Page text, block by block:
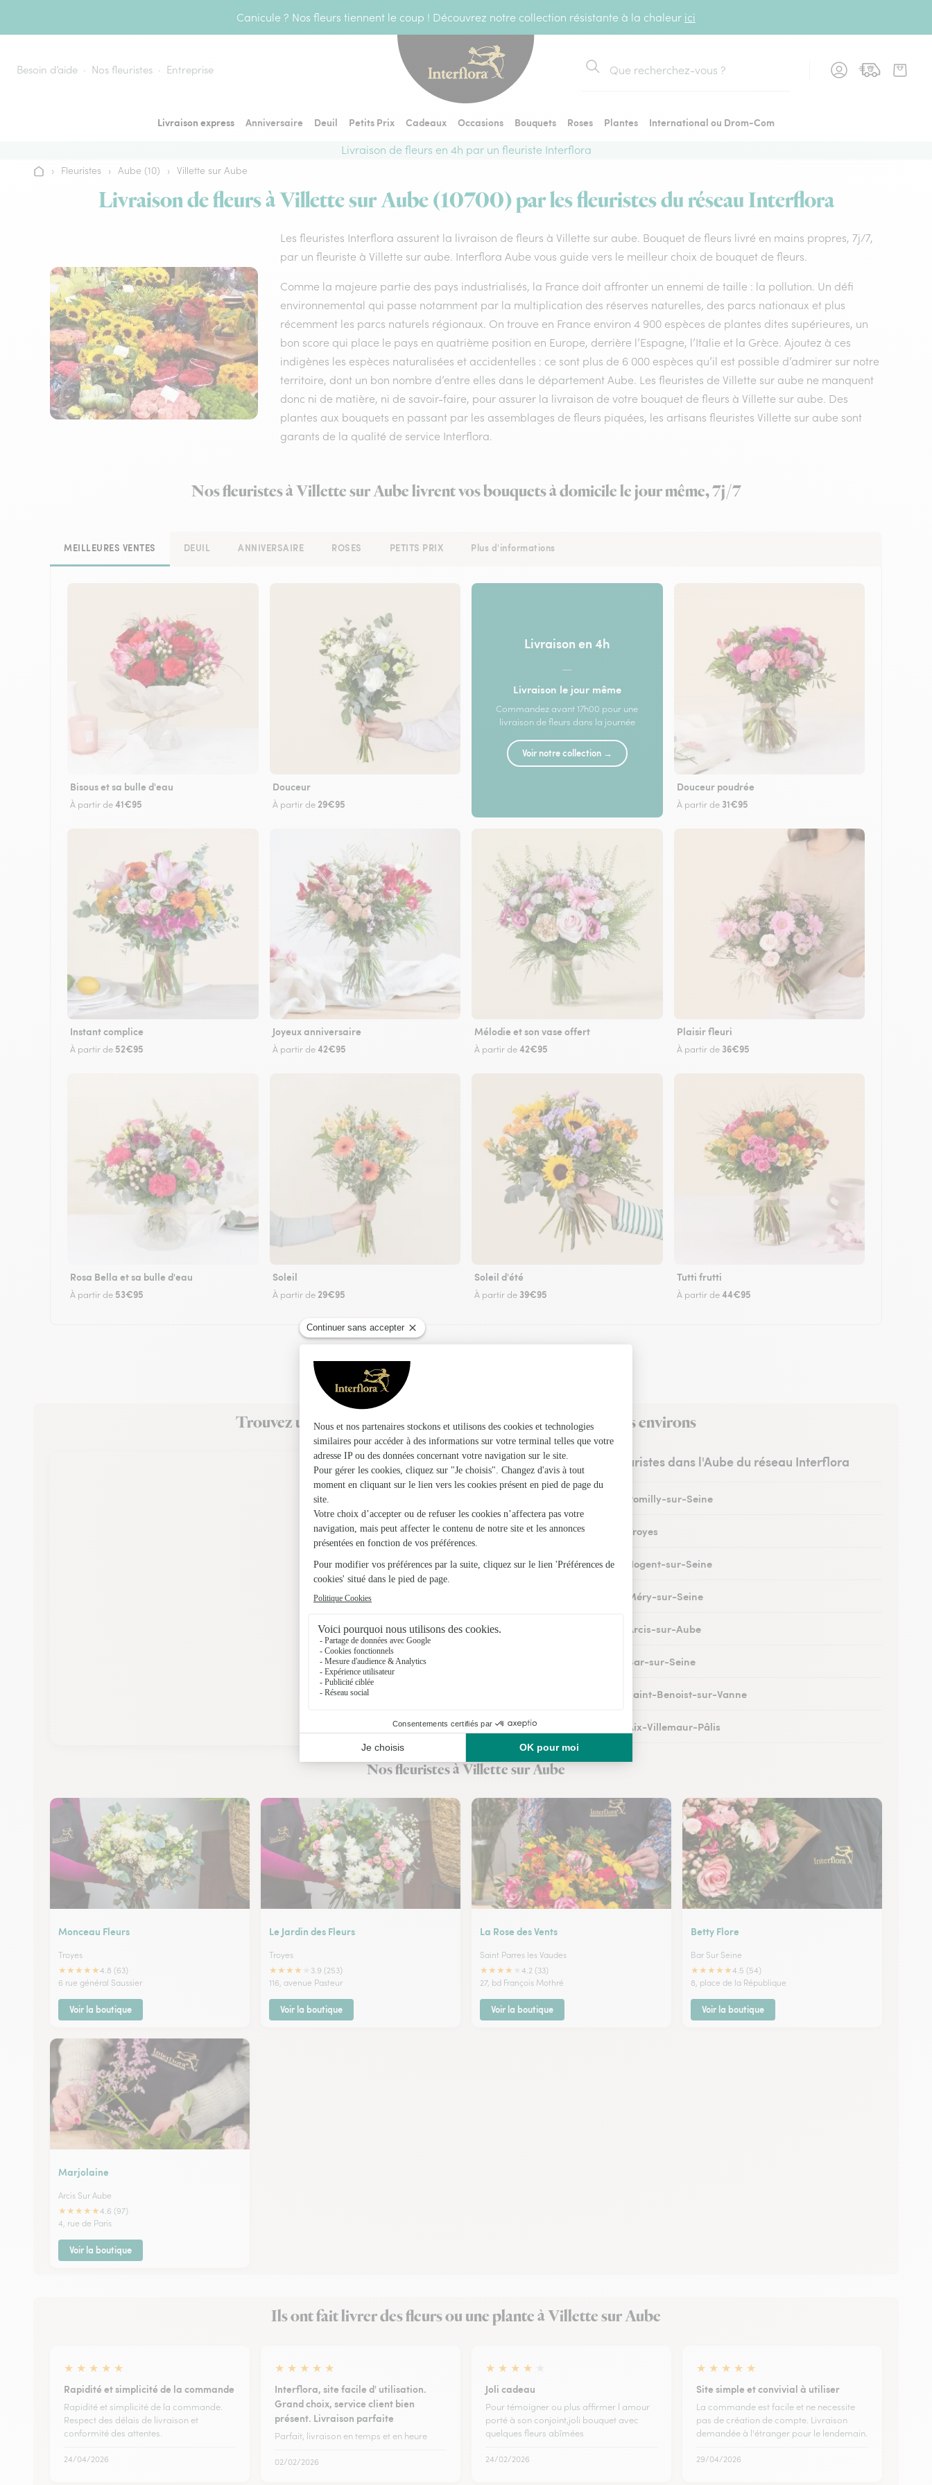
Canicule ? Nos fleurs tiennent le coup ! Découvrez notre collection résistante à la chaleur ici
Besoin d’aide Nos fleuristes Entreprise
Rechercher
Livraison express Anniversaire Deuil Petits Prix Cadeaux Occasions Bouquets Roses Plantes
International ou Drom-Com
Livraison de fleurs en 4h par un fleuriste Interflora
Accueil
› Fleuristes › Aube (10) › Villette sur Aube
Livraison de fleurs à Villette sur Aube (10700) par les fleuristes du réseau Interflora
Les fleuristes Interflora assurent la livraison de fleurs à Villette sur aube. Bouquet de fleurs livré en mains propres, 7j/7,
par un fleuriste à Villette sur aube. Interflora Aube vous guide vers le meilleur choix de bouquet de fleurs.
Comme la majeure partie des pays industrialisés, la France doit affronter un ennemi de taille : la pollution. Un défi
environnemental qui passe notamment par la multiplication des réserves naturelles, des parcs nationaux et plus
récemment les parcs naturels régionaux. On trouve en France environ 4 900 espèces de plantes dites supérieures, un
bon score qui place le pays en quatrième position en Europe, derrière l’Espagne, l’Italie et la Grèce. Ajoutez à ces
indigènes les espèces naturalisées et accidentelles : ce sont plus de 6 000 espèces qu’il est possible d’admirer sur notre
territoire, dont un bon nombre d’entre elles dans le département Aube. Les fleuristes de Villette sur aube ne manquent
donc ni de matière, ni de savoir-faire, pour assurer la livraison de votre bouquet de fleurs à Villette sur aube. Des
plantes aux bouquets en passant par les assemblages de fleurs piquées, les artisans fleuristes Villette sur aube sont
garants de la qualité de service Interflora.
Nos fleuristes à Villette sur Aube livrent vos bouquets à domicile le jour même, 7j/7
MEILLEURES VENTES DEUIL ANNIVERSAIRE ROSES PETITS PRIX Plus d'informations
Bisous et sa bulle d'eau
À partir de41€95
Douceur
À partir de 29€95
Livraison en 4h
—
Livraison le jour même
Commandez avant 17h00 pour une
livraison de fleurs dans la journée
Voir notre collection →
Douceur poudrée
À partir de 31€95
Instant complice
À partir de 52€95
Joyeux anniversaire
À partir de42€95
Mélodie et son vase offert
À partir de42€95
Plaisir fleuri
À partir de 36€95
Rosa Bella et sa bulle d'eau
À partir de 53€95
Soleil
À partir de 29€95
Soleil d'été
À partir de 39€95
Tutti frutti
À partir de44€95
Trouvez un fleuriste Interflora à Villette sur Aube et dans ses environs
Les fleuristes dans l'Aube du réseau Interflora
Fleuristes à Romilly-sur-Seine
Fleuristes à Troyes
Fleuristes à Nogent-sur-Seine
Fleuristes à Méry-sur-Seine
Fleuristes à Arcis-sur-Aube
Fleuristes à Bar-sur-Seine
Fleuristes à Saint-Benoist-sur-Vanne
Fleuristes à Aix-Villemaur-Pâlis
Fleuristes à Saint-Parres-lès-Vaudes
Nos fleuristes à Villette sur Aube
Monceau Fleurs
Troyes
★★★★★4.8 (63)
6 rue général Saussier
Voir la boutique
Le Jardin des Fleurs
Troyes
★★★★
3.9 (253)
116, avenue Pasteur
Voir la boutique
La Rose des Vents
Saint Parres les Vaudes
★★★★
4.2 (33)
27, bd François Mothré
Voir la boutique
Betty Flore
Bar Sur Seine
★★★★★4.5 (54)
8, place de la République
Voir la boutique
Marjolaine
Arcis Sur Aube
★★★★★4.6 (97)
4, rue de Paris
Voir la boutique
Ils ont fait livrer des fleurs ou une plante à Villette sur Aube
★ ★ ★ ★ ★
Rapidité et simplicité de la commande
Rapidité et simplicité de la commande.
Respect des délais de livraison et
conformité des attentes.
24/04/2026
★ ★ ★ ★ ★
Interflora, site facile d' utilisation.
Grand choix, service client bien
présent. Livraison parfaite
Parfait, livraison en temps et en heure
02/02/2026
★ ★ ★ ★
Joli cadeau
Pour témoigner ou plus affirmer l amour
porté à son conjoint,joli bouquet avec
quelques fleurs abîmées
24/02/2026
★ ★ ★ ★ ★
Site simple et convivial à utiliser
La commande est facile et ne necessite
pas de création de compte. Livraison
demandée à l'étranger pour le lendemain.
29/04/2026